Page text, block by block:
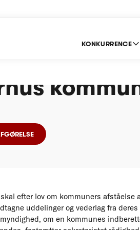
KONKURRENCE
efter lov om kommuners
uddelinger og vederlag fra
om en kommunes